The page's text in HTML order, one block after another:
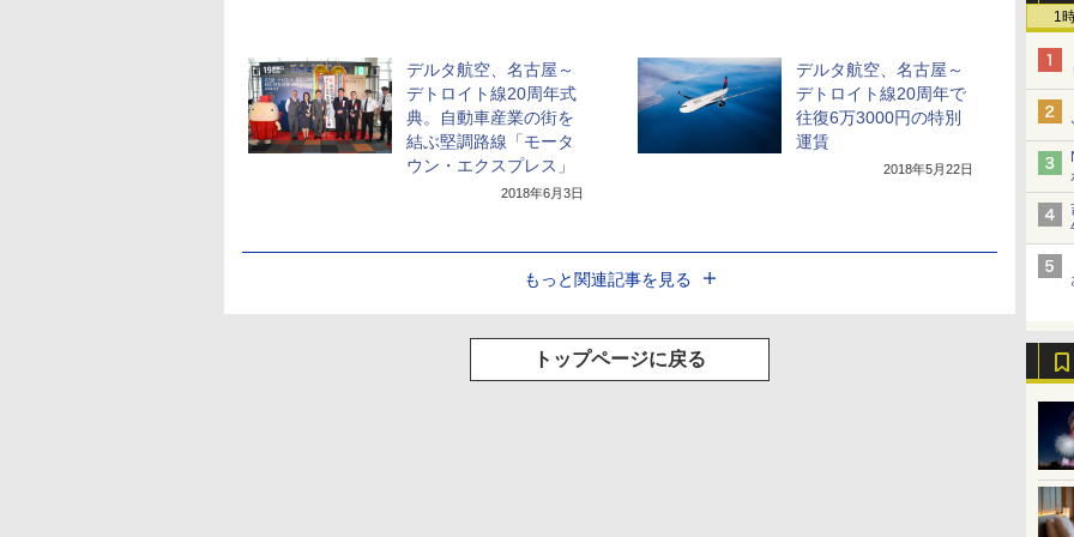
1
デルタ航空、名古屋～
デトロイト線20周年式
典。自動車産業の街を
結ぶ堅調路線「モータ
ウン・エクスプレス」
2018年6月3日
デルタ航空、名古屋～
デトロイト線20周年で
往復6万3000円の特別
運賃
2018年5月22日
もっと関連記事を見る
トップページに戻る